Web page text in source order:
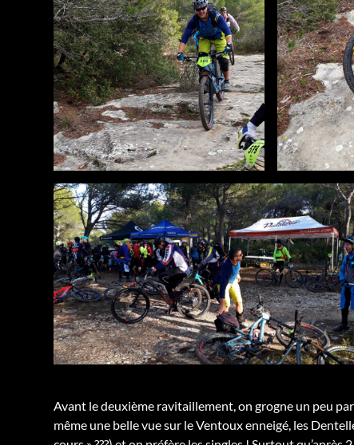
Avant le deuxième ravitaillement, on grogne un peu
même une belle vue sur le Ventoux enneigé, les